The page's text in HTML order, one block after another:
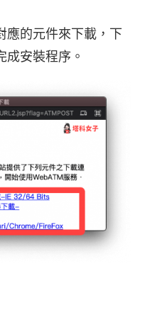
應的元件來下載，下
成安裝程序。